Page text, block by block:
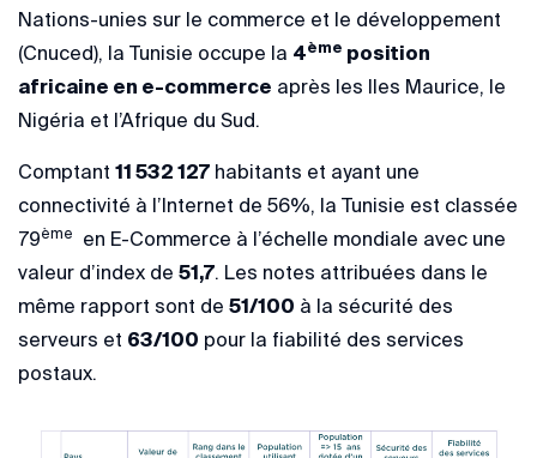
Nations-unies sur le commerce et le développement
(Cnuced), la Tunisie occupe la 4ème position
africaine en e-commerce après les Iles Maurice, le
Nigéria et l’Afrique du Sud.
Comptant 11 532 127 habitants et ayant une
connectivité à l’Internet de 56%, la Tunisie est classée
79ème
en E-Commerce à l’échelle mondiale avec une
valeur d’index de 51,7. Les notes attribuées dans le
même rapport sont de 51/100 à la sécurité des
serveurs et 63/100 pour la fiabilité des services
postaux.